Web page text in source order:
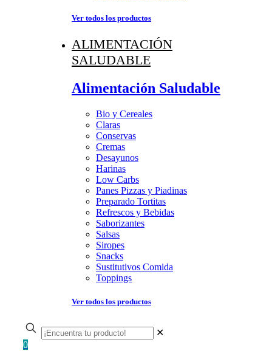
Ver todos los productos
ALIMENTACIÓN
SALUDABLE
Alimentación Saludable
Bio y Cereales
Claras
Conservas
Cremas
Desayunos
Harinas
Low Carbs
Panes Pizzas y Piadinas
Preparado Tortitas
Refrescos y Bebidas
Saborizantes
Salsas
Siropes
Snacks
Sustitutivos Comida
Toppings
Ver todos los productos
✕
0